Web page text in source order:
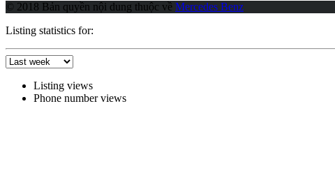
© 2018 Bản quyền nội dung thuộc về Mercedes Benz
Listing statistics for:
Listing views
Phone number views